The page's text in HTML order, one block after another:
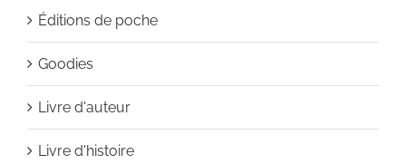
Éditions de poche
Goodies
Livre d'auteur
Livre d'histoire